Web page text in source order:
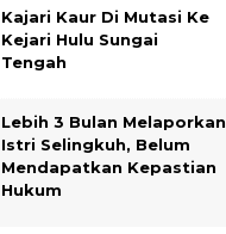
Kajari Kaur Di Mutasi Ke
Kejari Hulu Sungai
Tengah
Lebih 3 Bulan Melaporkan
Istri Selingkuh, Belum
Mendapatkan Kepastian
Hukum